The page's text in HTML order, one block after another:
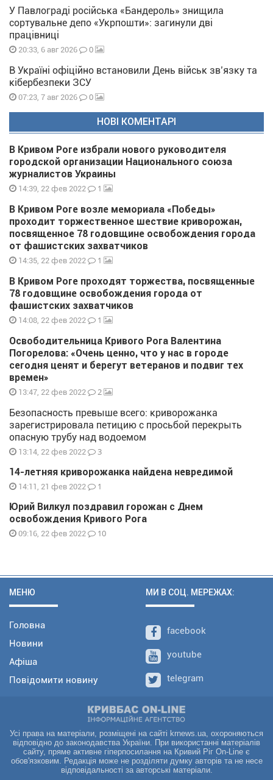
У Павлограді російська «Бандероль» знищила
сортувальне депо «Укрпошти»: загинули дві
працівниці
20:33, 6 авг 2026 0
В Україні офіційно встановили День військ зв’язку та
кібербезпеки ЗСУ
07:23, 7 авг 2026 0
НОВІ КОМЕНТАРІ
В Кривом Роге избрали нового руководителя
городской организации Национального союза
журналистов Украины
14:39, 22 фев 2022 1
В Кривом Роге возле мемориала «Победы»
проходит торжественное шествие криворожан,
посвященное 78 годовщине освобождения города
от фашистских захватчиков
14:35, 22 фев 2022 1
В Кривом Роге проходят торжества, посвященные
78 годовщине освобождения города от
фашистских захватчиков
14:08, 22 фев 2022 1
Освободительница Кривого Рога Валентина
Погорелова: «Очень ценно, что у нас в городе
сегодня ценят и берегут ветеранов и подвиг тех
времен»
13:47, 22 фев 2022 2
Безопасность превыше всего: криворожанка
зарегистрировала петицию с просьбой перекрыть
опасную трубу над водоемом
13:14, 22 фев 2022 3
14-летняя криворожанка найдена невредимой
14:11, 21 фев 2022 1
Юрий Вилкул поздравил горожан с Днем
освобождения Кривого Рога
09:16, 22 фев 2022 10
МЕНЮ
Головна
Новини
Афіша
Повідомити новину
МИ В СОЦ. МЕРЕЖАХ:
facebook
youtube
telegram
Усі права на матеріали, розміщені на сайті krnews.ua, охороняються
відповідно до законодавства України. При використанні матеріалів
сайту, пряме активне гіперпосилання на Кривий Ріг On-Line є
обов'язковим. Редакція може не розділяти думку авторів та не несе
відповідальності за авторські матеріали.